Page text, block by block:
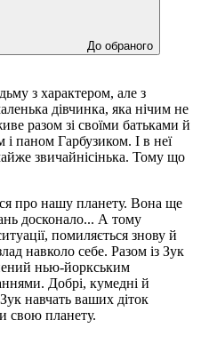
До обраного
з характером, але з
дівчинка, яка нічим не
разом зі своїми батьками й
паном Гарбузиком. І в неї
звичайнісінька. Тому що
про нашу планету. Вона ще
досконало... А тому
помиляється знову й
навколо себе. Разом із Зук
нью-йоркським
Добрі, кумедні й
навчать ваших діток
свою планету.